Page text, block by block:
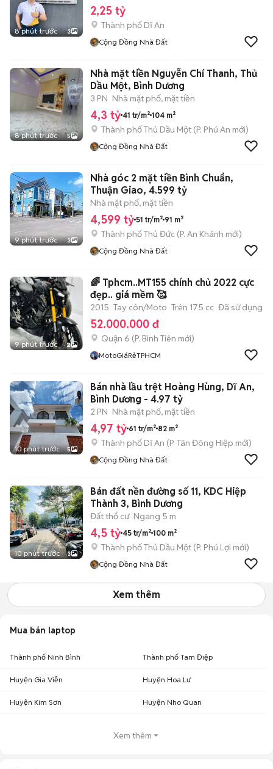
8 phút trước 3
2,25 tỷ
Thành phố Dĩ An
Cộng Đồng Nhà Đất
8 phút trước 5
Nhà mặt tiền Nguyễn Chí Thanh, Thủ
Dầu Một, Bình Dương
3 PN Nhà mặt phố, mặt tiền
4,3 tỷ 41 tr/m² 104 m²
Thành phố Thủ Dầu Một (P. Phú An mới)
Cộng Đồng Nhà Đất
9 phút trước 3
Nhà góc 2 mặt tiền Bình Chuẩn,
Thuận Giao, 4.599 tỷ
Nhà mặt phố, mặt tiền
4,599 tỷ 51 tr/m² 91 m²
Thành phố Thủ Đức (P. An Khánh mới)
Cộng Đồng Nhà Đất
9 phút trước 2
🌈 Tphcm..MT155 chính chủ 2022 cực
đẹp.. giá mềm 🥰
2015 Tay côn/Moto Trên 175 cc Đã sử dụng
52.000.000 đ
Quận 6 (P. Bình Tiên mới)
MotoGiáRẻTPHCM
10 phút trước 5
Bán nhà lầu trệt Hoàng Hùng, Dĩ An,
Bình Dương - 4.97 tỷ
2 PN Nhà mặt phố, mặt tiền
4,97 tỷ 61 tr/m² 82 m²
Thành phố Dĩ An (P. Tân Đông Hiệp mới)
Cộng Đồng Nhà Đất
10 phút trước 3
Bán đất nền đường số 11, KDC Hiệp
Thành 3, Bình Dương
Đất thổ cư Ngang 5 m
4,5 tỷ 45 tr/m² 100 m²
Thành phố Thủ Dầu Một (P. Phú Lợi mới)
Cộng Đồng Nhà Đất
Xem thêm
Mua bán laptop
Thành phố Ninh Bình Thành phố Tam Điệp
Huyện Gia Viễn Huyện Hoa Lư
Huyện Kim Sơn Huyện Nho Quan
Xem thêm